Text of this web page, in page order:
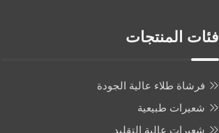
فئات المنتجات
فرشاة طلاء عالية الجودة
شعيرات طبيعية
شعيرات عالية التقليد